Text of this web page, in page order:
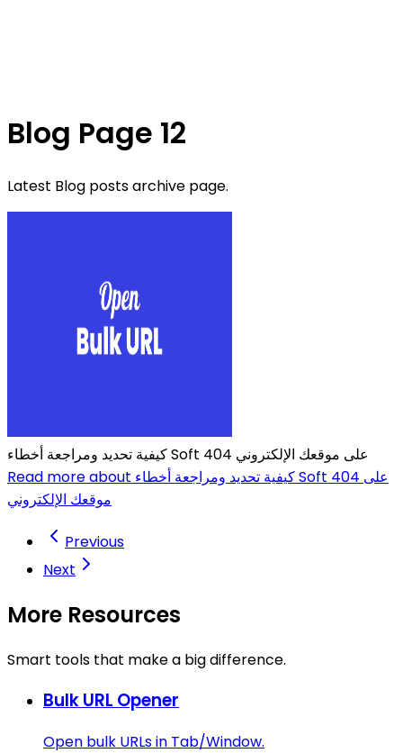
Blog Page 12
Latest Blog posts archive page.
كيفية تحديد ومراجعة أخطاء Soft 404 على موقعك الإلكتروني
Read more about كيفية تحديد ومراجعة أخطاء Soft 404 على
موقعك الإلكتروني
Previous
Next
More Resources
Smart tools that make a big difference.
Bulk URL Opener
Open bulk URLs in Tab/Window.